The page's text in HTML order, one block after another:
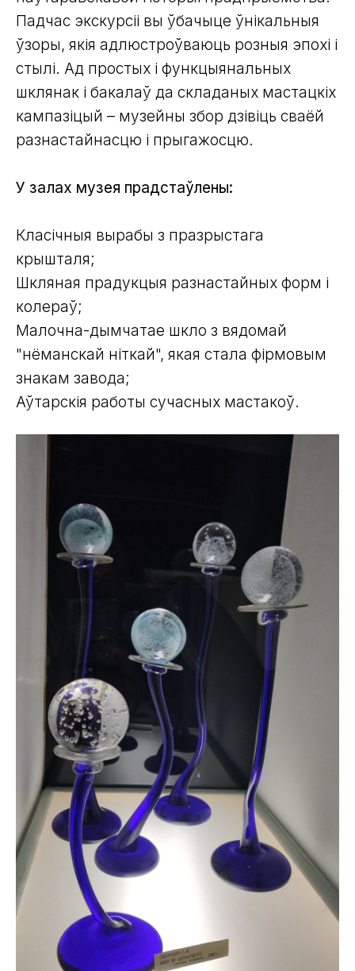
Падчас экскурсіі вы ўбачыце ўнікальныя
ўзоры, якія адлюстроўваюць розныя эпохі і
стылі. Ад простых і функцыянальных
шклянак і бакалаў да складаных мастацкіх
кампазіцый – музейны збор дзівіць сваёй
разнастайнасцю і прыгажосцю.
У залах музея прадстаўлены:
Класічныя вырабы з празрыстага
крышталя;
Шкляная прадукцыя разнастайных форм і
колераў;
Малочна-дымчатае шкло з вядомай
"нёманскай ніткай", якая стала фірмовым
знакам завода;
Аўтарскія работы сучасных мастакоў.